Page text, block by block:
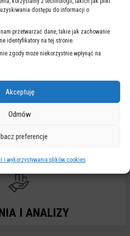
dostępu do informacji o
przetwarzać dane, takie jak zachowanie
identyfikatory na tej stronie.
zgody może niekorzystnie wpłynąć na
Akceptuję
Odmów
preferencje
i wykorzystywania plików cookies
ZDM
NC
I ANALIZY